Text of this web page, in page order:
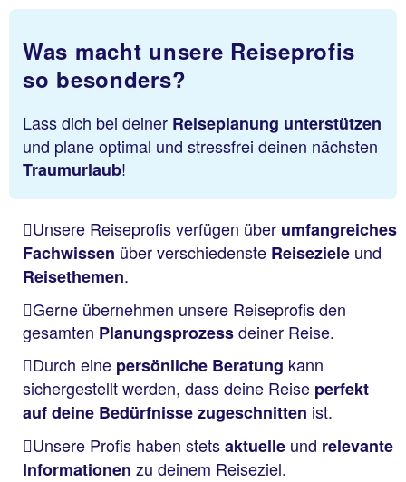
Was macht unsere Reiseprofis
so besonders?
Lass dich bei deiner Reiseplanung unterstützen
und plane optimal und stressfrei deinen nächsten
Traumurlaub!
Unsere Reiseprofis verfügen über umfangreiches
Fachwissen über verschiedenste Reiseziele und
Reisethemen.
Gerne übernehmen unsere Reiseprofis den
gesamten Planungsprozessdeiner Reise.
Durch eine persönliche Beratung kann
sichergestellt werden, dass deine Reise perfekt
auf deine Bedürfnisse zugeschnitten ist.
Unsere Profis haben stetsaktuelle und relevante
Informationen zu deinem Reiseziel.